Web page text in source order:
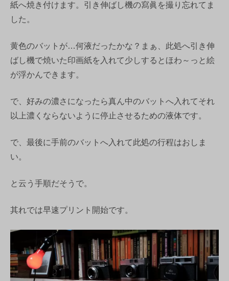
紙へ焼き付けます。引き伸ばし機の寫眞を撮り忘れてま
した。
黄色のバットが…何液だったかな？まぁ、此処へ引き伸
ばし機で焼いた印画紙を入れて少しするとほわ～っと絵
が浮かんできます。
で、好みの濃さになったら真ん中のバットへ入れてそれ
以上濃くならないように停止させるための液体です。
で、最後に手前のバットへ入れて此処の行程はおしま
い。
と云う手順だそうで。
其れでは早速プリント開始です。